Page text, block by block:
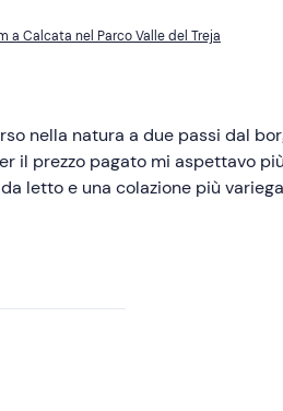
a Calcata nel Parco Valle del Treja
nella natura a due passi dal
il prezzo pagato mi aspettavo
letto e una colazione più